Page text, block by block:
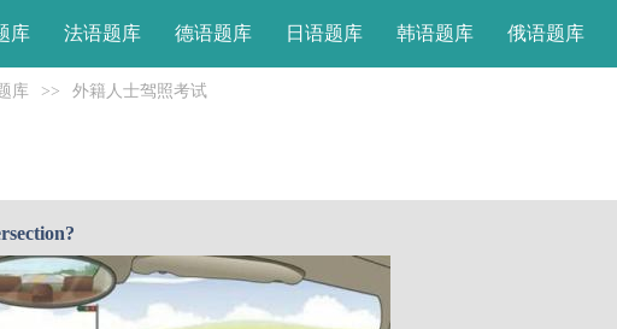
库 法语题库 德语题库 日语题库 韩语题库 俄语题库
库 >> 外籍人士驾照考试